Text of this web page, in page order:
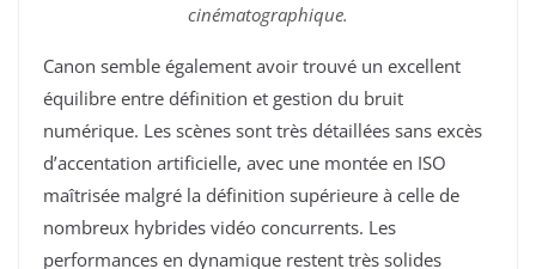
cinématographique.
Canon semble également avoir trouvé un excellent
équilibre entre définition et gestion du bruit
numérique. Les scènes sont très détaillées sans excès
d’accentation artificielle, avec une montée en ISO
maîtrisée malgré la définition supérieure à celle de
nombreux hybrides vidéo concurrents. Les
performances en dynamique restent très solides